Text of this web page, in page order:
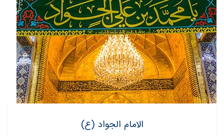
الامام الجواد (ع)